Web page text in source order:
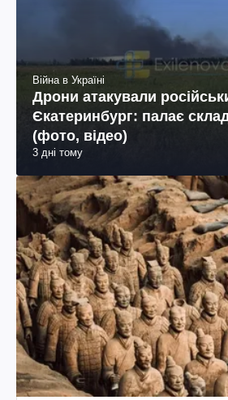
Війна в Україні
Дрони атакували
Єкатеринбург: палає
(фото, відео)
3 дні тому